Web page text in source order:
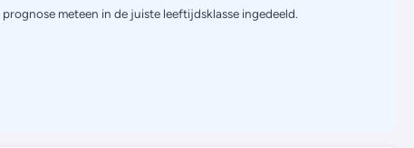
meteen in de juiste leeftijdsklasse ingedeeld.